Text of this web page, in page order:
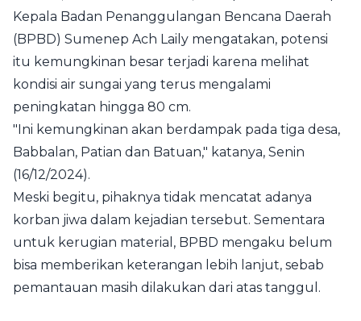
Kepala Badan Penanggulangan Bencana Daerah
(BPBD) Sumenep Ach Laily mengatakan, potensi
itu kemungkinan besar terjadi karena melihat
kondisi air sungai yang terus mengalami
peningkatan hingga 80 cm.
"Ini kemungkinan akan berdampak pada tiga desa,
Babbalan, Patian dan Batuan," katanya, Senin
(16/12/2024).
Meski begitu, pihaknya tidak mencatat adanya
korban jiwa dalam kejadian tersebut. Sementara
untuk kerugian material, BPBD mengaku belum
bisa memberikan keterangan lebih lanjut, sebab
pemantauan masih dilakukan dari atas tanggul.